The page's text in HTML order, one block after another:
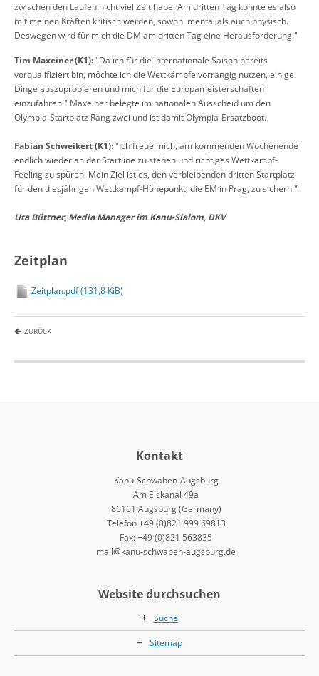
zwischen den Läufen nicht viel Zeit habe. Am dritten Tag könnte es also
mit meinen Kräften kritisch werden, sowohl mental als auch physisch.
Deswegen wird für mich die DM am dritten Tag eine Herausforderung."
Tim Maxeiner (K1):"Da ich für die internationale Saison bereits
vorqualifiziert bin, möchte ich die Wettkämpfe vorrangig nutzen, einige
Dinge auszuprobieren und mich für die Europameisterschaften
einzufahren." Maxeiner belegte im nationalen Ausscheid um den
Olympia-Startplatz Rang zwei und ist damit Olympia-Ersatzboot.
Fabian Schweikert (K1):"Ich freue mich, am kommenden Wochenende
endlich wieder an der Startline zu stehen und richtiges Wettkampf-
Feeling zu spüren. Mein Ziel ist es, den verbleibenden dritten Startplatz
für den diesjährigen Wettkampf-Höhepunkt, die EM in Prag, zu sichern."
Uta Büttner, Media Manager im Kanu-Slalom, DKV
Zeitplan
Zeitplan.pdf(131,8 KiB)
ZURÜCK
Kontakt
Kanu-Schwaben-Augsburg
Am Eiskanal 49a
86161 Augsburg (Germany)
Telefon +49 (0)821 999 69813
Fax: +49 (0)821 563835
mail@kanu-schwaben-augsburg.de
Website durchsuchen
Suche
Sitemap